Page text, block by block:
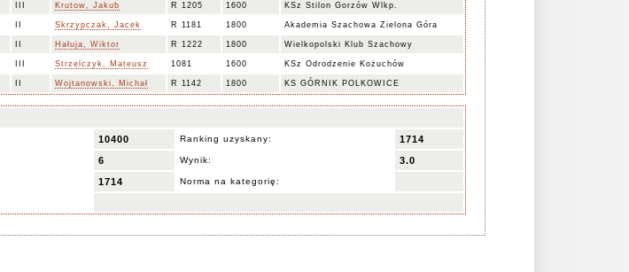
Krutow, Jakub R 1205 1600 KSz Stilon Gorzów Wlkp.
Skrzypczak, Jacek R 1181 1800 Akademia Szachowa Zielona Góra
Hałuja, Wiktor R 1222 1800 Wielkopolski Klub Szachowy
Strzelczyk, Mateusz 1081 1600 KSz Odrodzenie Kożuchów
Wojtanowski, Michał R 1142 1800 KS GÓRNIK POLKOWICE
10400 Ranking uzyskany: 1714
6 Wynik: 3.0
1714 Norma na kategorię: